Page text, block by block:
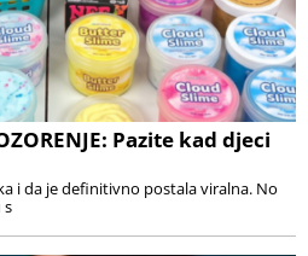
Pazite kad djeci
i da je definitivno postala viralna. No
s